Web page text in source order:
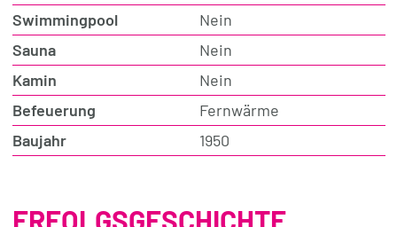
Swimmingpool
Nein
Sauna
Nein
Kamin
Nein
Befeuerung
Fernwärme
Baujahr
1950
ERFOLGSGESCHICHTE